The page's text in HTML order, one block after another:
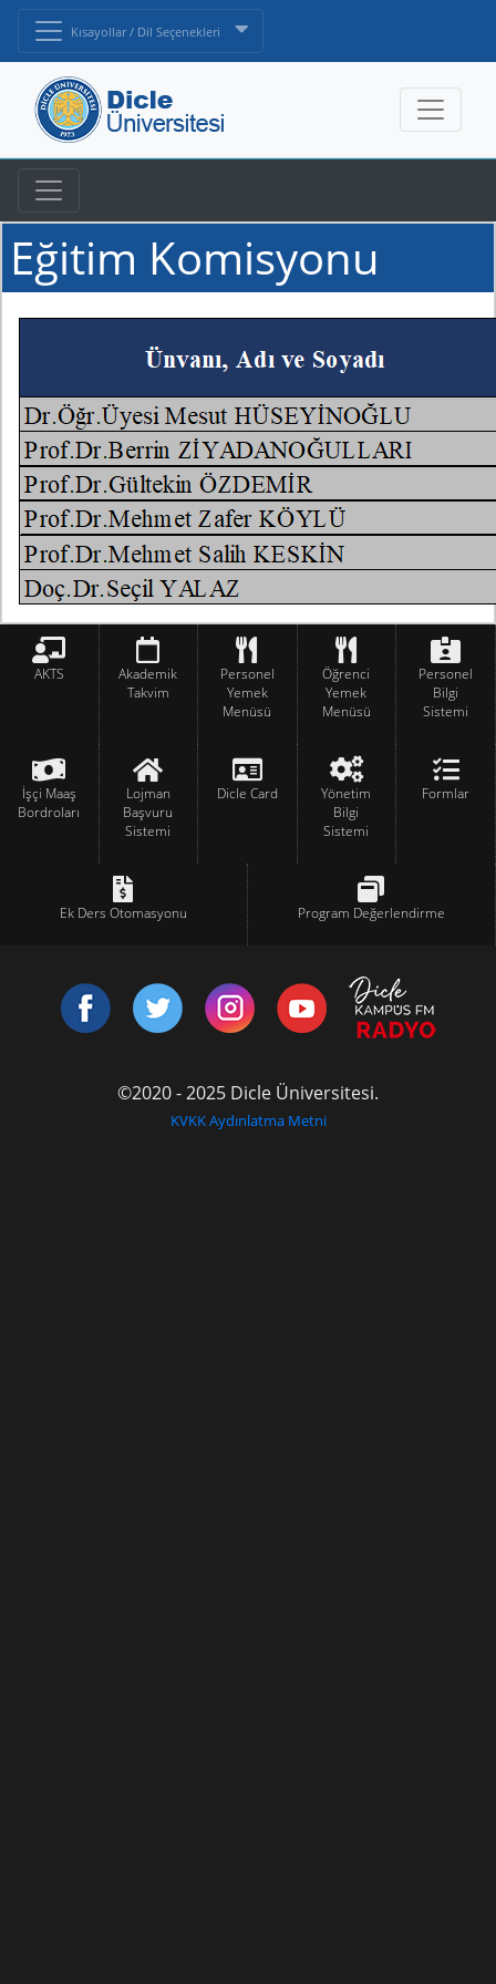
Kısayollar / Dil Seçenekleri
Eğitim Komisyonu
AKTS
Akademik
Takvim
Personel
Yemek
Menüsü
Öğrenci
Yemek
Menüsü
Personel
Bilgi
Sistemi
İşçi Maaş
Bordroları
Lojman
Başvuru
Sistemi
Dicle Card
Yönetim
Bilgi
Sistemi
Formlar
Ek Ders Otomasyonu Program Değerlendirme
©2020 - 2025 Dicle Üniversitesi.
KVKK Aydınlatma Metni